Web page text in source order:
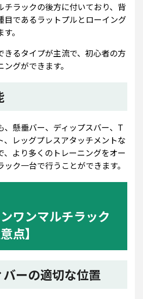
チラックの後方に付いており、背
目であるラットプルとローイング
。
きるタイプが主流で、初心者の方
グができます。
、懸垂バー、ディップスバー、T
、レッグプレスアタッチメントな
、より多くのトレーニングをオー
ク一台で行うことができます。
ンワンマルチラック
点】
ーの適切な位置